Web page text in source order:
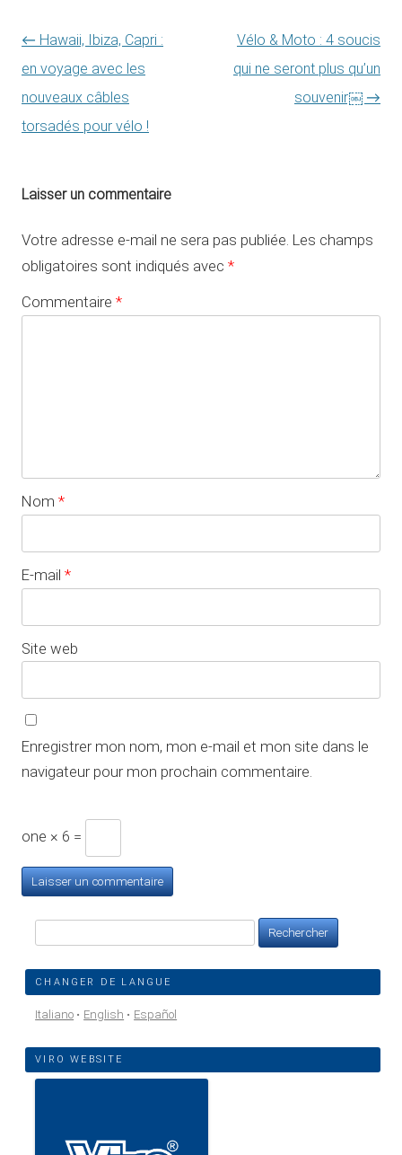
Navigation des articles
← Hawaii, Ibiza, Capri :
en voyage avec les
nouveaux câbles
torsadés pour vélo !
Vélo & Moto : 4 soucis
qui ne seront plus qu’un
souvenir￼ →
Laisser un commentaire
Votre adresse e-mail ne sera pas publiée. Les champs
obligatoires sont indiqués avec *
Commentaire *
Nom *
E-mail *
Site web
Enregistrer mon nom, mon e-mail et mon site dans le
navigateur pour mon prochain commentaire.
one × 6 =
CHANGER DE LANGUE
Italiano English Español
VIRO WEBSITE